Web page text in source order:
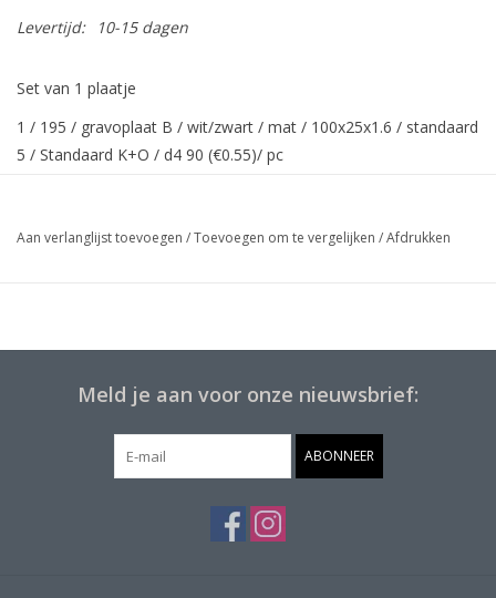
Levertijd: 10-15 dagen
Set van 1 plaatje
1 / 195 / gravoplaat B / wit/zwart / mat / 100x25x1.6 / standaard
5 / Standaard K+O / d4 90 (€0.55)/ pc
Aan verlanglijst toevoegen /Toevoegen om te vergelijken /Afdrukken
Meld je aan voor onze nieuwsbrief:
ABONNEER